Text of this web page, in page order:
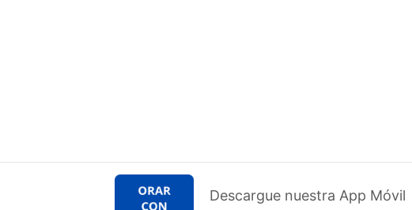
Descargue nuestra App Móvil